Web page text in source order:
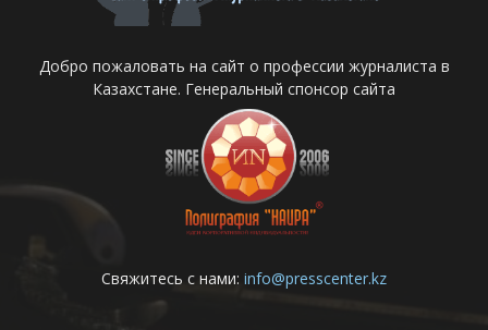
Добро пожаловать на сайт о профессии журналиста в
Казахстане. Генеральный спонсор сайта
Свяжитесь с нами: info@presscenter.kz